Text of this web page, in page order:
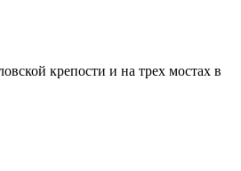
крепости и на трех мостах в